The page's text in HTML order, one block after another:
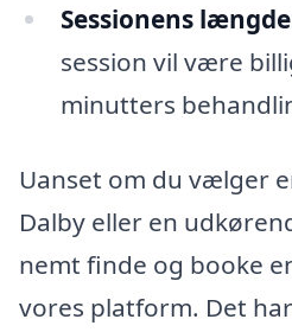
Sessionens
session vil være
minutters
Uanset om du vælger
Dalby eller en
nemt finde og booke
vores platform. Det